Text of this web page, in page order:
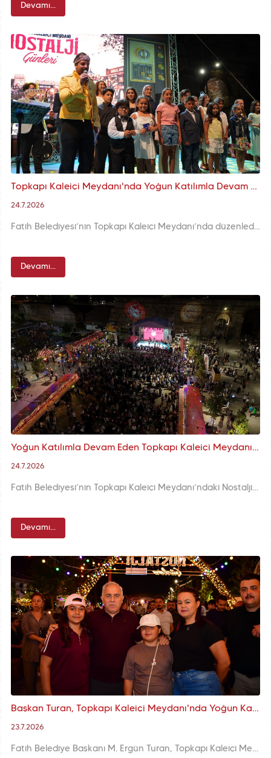
Devamı...
Topkapı Kaleiçi Meydanı'nda Yoğun Katılımla Devam Eden Nostalji Festivali'nde Müzik Yarışmasının Minik Yıldızları Büyük Alkış Topladı
24.7.2026
Fatih Belediyesi’nin Topkapı Kaleiçi Meydanı’nda düzenlediği Nostalji Festivali, altıncı gününde çocuklarımıza özel düzenlenen Şarkı Yarışması ile sahneyi minik yeteneklerin heyecanı ve alkışlarıyla buluşturdu.
Devamı...
Yoğun Katılımla Devam Eden Topkapı Kaleiçi Meydanı'ndaki Nostalji Festivali'nde Altıncı Güne Unutulmayan Şarkılar ve Yeşilçam Damga Vurdu
24.7.2026
Fatih Belediyesi’nin Topkapı Kaleiçi Meydanı’ndaki Nostalji Günleri, altıncı gününde de yoğun katılımla devam etti. Bilgi yarışmaları, şarkı yarışması, mini konser ve Neşeli Günler film gösterimiyle meydan, nostalji dolu anlara sahne oldu.
Devamı...
Başkan Turan, Topkapı Kaleiçi Meydanı'nda Yoğun Katılımla Devam Eden Nostalji Günleri'nde Hemşehrileriyle Buluştu
23.7.2026
Fatih Belediye Başkanı M. Ergün Turan, Topkapı Kaleiçi Meydanı'nda yoğun katılımla devam eden Nostalji Günleri'ni ziyaret ederek hemşehrileriyle bir araya geldi. Festival alanını gezen Başkan Turan, mahalle kültürünü yeniden yaşatan Nostalji Günleri'ne tüm İstanbulluları 26 Temmuz'a kadar davet etti.